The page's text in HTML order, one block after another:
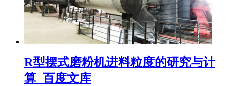
R型摆式磨粉机进料粒度的研究与计
算_百度文库